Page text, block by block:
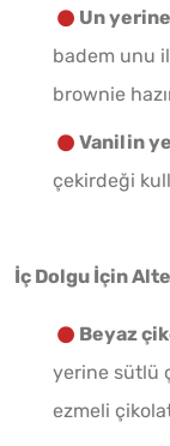
Un
badem unu
brownie
Vanilin
çekirdeği
İç Dolgu İçin
Beyaz
yerine sütlü
ezmeli